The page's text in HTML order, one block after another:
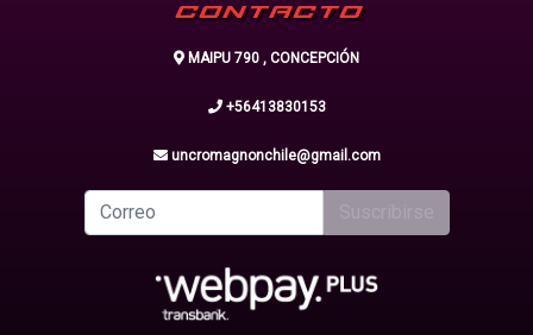
CONTACTO
MAIPU 790 , CONCEPCIÓN
+56413830153
uncromagnonchile@gmail.com